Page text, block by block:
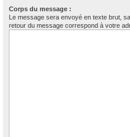
Corps du message :
Le message sera envoyé en texte brut,
retour du message correspond à votre